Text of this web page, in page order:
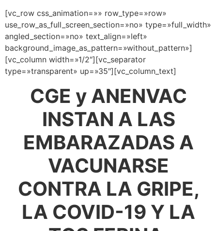
[vc_row css_animation=»» row_type=»row»
use_row_as_full_screen_section=»no» type=»full_width»
angled_section=»no» text_align=»left»
background_image_as_pattern=»without_pattern»]
[vc_column width=»1/2″][vc_separator
type=»transparent» up=»35″][vc_column_text]
CGE y ANENVAC
INSTAN A LAS
EMBARAZADAS A
VACUNARSE
CONTRA LA GRIPE,
LA COVID-19 Y LA